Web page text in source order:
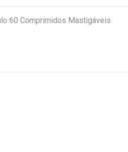
60 Comprimidos Mastigáveis